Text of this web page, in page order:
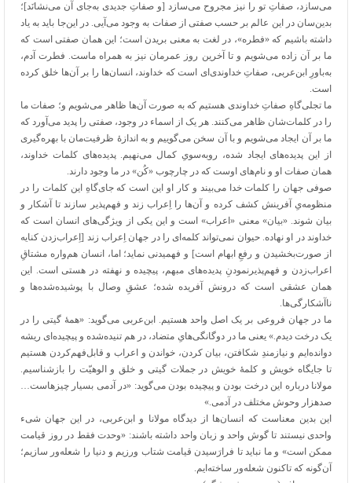
می‌سازد، صفاتِ تو را نیز مجروح می‌سازد [و صفاتِ جدیدی به‌جای آن می‌نشانَد]؛
بدین‌سان در این عالم بر حسب صفتی از صفات به وجود می‌آیی. در این‌جا باید به یاد
داشته باشیم که «فطره»، در لغت به معنی بریدن است؛ این همان صفتی است که
ما بر آن زاده می‌شویم و تا آخرین روز عمرمان نیز به همراه ماست. فطرت آدم،
به‌باورِ ابن‌عربی، صفاتِ خداوندی‌ای است که خداوند، انسان‌ها را بر آن‌ها خلق کرده
است.
ما تجلی‌گاهِ صفاتِ خداوندی هستیم که به صورت آن‌ها ظاهر می‌شویم و؛ صفات ما
را در کلمات‌شان ظاهر می‌کنند. هر یک از اسماء در وجود، صفتی را پدید می‌آورد که
ما بر آن ایجاد می‌شویم و با آن سخن می‌گوییم و به اندازهٔ ظرفیت‌مان با بهره‌گیری
از این پدیده‌های ایجاد شده، روبه‌سویِ کمال می‌نهیم. پدیده‌های کلمات خداوند،
همان صفات او و نام‌های اوست که در چارچوب «کُن» در ما وجود دارند.
صوفی جهان را کلمات خدا می‌بیند و کار او این است که جای‌گاهِ این کلمات را در
منظومه‌یِ آفرینش کشف کرده و آن‌ها را اِعراب زند و فهم‌پذیر سازند تا آشکار و
بیان شوند. «بیان» معنی «اعراب» است و این یکی از ویژگی‌های انسان است که
خداوند در او نهاده. حیوان نمی‌تواند کلمه‌ای را در جهان اِعراب زند [اِعراب‌زدن کنایه
از صورت‌بخشیدن و رفعِ ابهام است] و فهمیدنی نماید؛ اما، انسان هم‌واره مشتاقِ
اعراب‌زدن و فهم‌پذیرنمودنِ پدیده‌های مبهم، پیچیده و نهفته در هستی است. این
همان عشقی است که درونش آفریده شده؛ عشقِ وصال با پوشیده‌شده‌ها و
ناآشکارگی‌ها.
ما در جهان فروعی بر یک اصل واحد هستیم. ابن‌عربی می‌گوید: «همهٔ گیتی را در
یک درخت دیدم.» یعنی ما در دوگانگی‌هایِ متضاد، در هم تنیده‌شده و پیچیده‌ای ریشه
دوانده‌ایم و نیازمندِ شکافتن، بیان کردن، خواندن و اعراب و قابل‌فهم‌کردن هستیم
تا جایگاه خویش و کلمهٔ خویش در جملات گیتی و خلق و الوهیّت را بازشناسیم.
مولانا درباره این درخت بودن و پیچیده بودن می‌گوید: «در آدمی بسیار چیزهاست…
صدهزار وحوش مختلف در آدمی.»
این بدین معناست که انسان‌ها از دیدگاه مولانا و ابن‌عربی، در این جهان شیء
واحدی نیستند تا گوش واحد و زبان واحد داشته باشند: «وحدت فقط در روز قیامت
ممکن است» و ما نباید تا فرارَسیدن قیامت شتاب ورزیم و دنیا را شعله‌ور سازیم؛
آن‌گونه که تاکنون شعله‌ور ساخته‌ایم.